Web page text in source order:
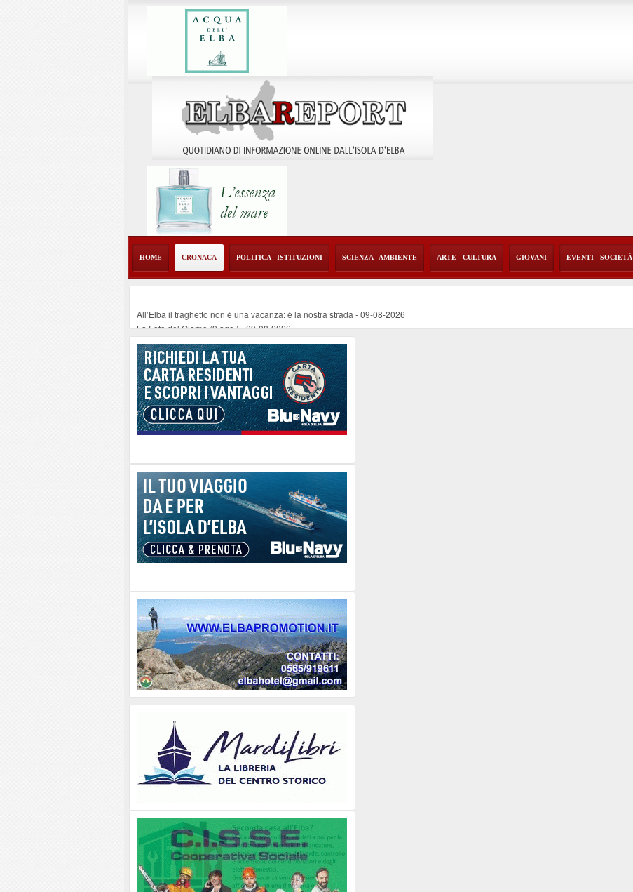
HOME CRONACA POLITICA - ISTITUZIONI SCIENZA - AMBIENTE ARTE - CULTURA GIOVANI EVENTI - SOCIETÀ
All’Elba il traghetto non è una vacanza: è la nostra strada -09-08-2026
La Foto del Giorno (9 ago.)-09-08-2026
Non si può morire perché l'elisoccorso arriva dopo mezza giornata. Subito base elbana del Pegaso
Guardia di Finanza e Guardia Costiera insieme per la tutela dell'ambiente marino e della filiera ittica nell'Arcipelago
Anche all'Elba l'energia rinnovabile entra nelle case senza dover costruire impianti